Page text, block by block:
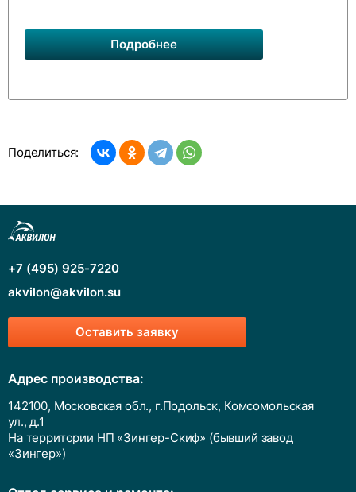
Подробнее
Поделиться:
Оставить заявку
+7 (495) 925-7220
akvilon@akvilon.su
Адрес производства:
142100, Московская обл., г.Подольск, Комсомольская
ул., д.1
На территории НП «Зингер-Скиф» (бывший завод
«Зингер»)